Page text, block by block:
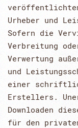
Urheber und
Sofern die
Verbreitung
Verwertung
und
einer
Erstellers.
Downloaden
für den